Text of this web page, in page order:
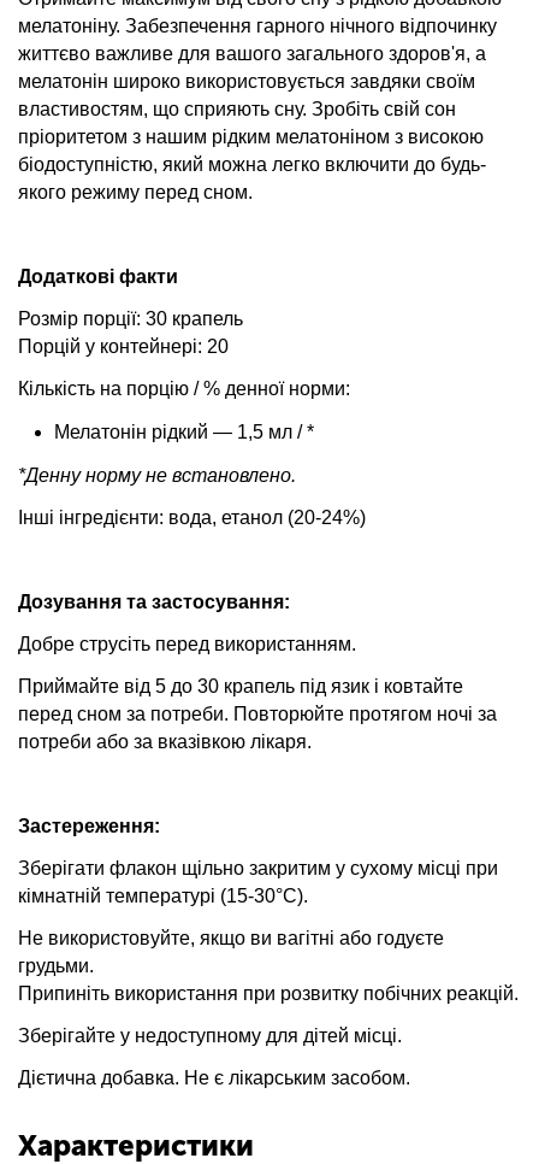
мелатоніну. Забезпечення гарного нічного відпочинку
життєво важливе для вашого загального здоров'я, а
мелатонін широко використовується завдяки своїм
властивостям, що сприяють сну. Зробіть свій сон
пріоритетом з нашим рідким мелатоніном з високою
біодоступністю, який можна легко включити до будь-
якого режиму перед сном.
Додаткові факти
Розмір порції: 30 крапель
Порцій у контейнері: 20
Кількість на порцію / % денної норми:
Мелатонін рідкий — 1,5 мл / *
*Денну норму не встановлено.
Інші інгредієнти: вода, етанол (20-24%)
Дозування та застосування:
Добре струсіть перед використанням.
Приймайте від 5 до 30 крапель під язик і ковтайте
перед сном за потреби. Повторюйте протягом ночі за
потреби або за вказівкою лікаря.
Застереження:
Зберігати флакон щільно закритим у сухому місці при
кімнатній температурі (15-30°C).
Не використовуйте, якщо ви вагітні або годуєте
грудьми.
Припиніть використання при розвитку побічних реакцій.
Зберігайте у недоступному для дітей місці.
Дієтична добавка. Не є лікарським засобом.
Характеристики